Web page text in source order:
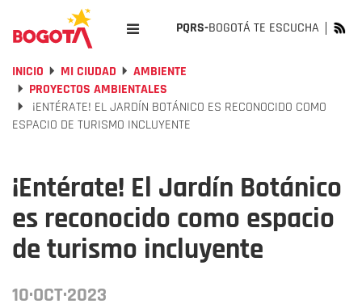
PQRS-BOGOTÁ TE ESCUCHA
INICIO MI CIUDAD
AMBIENTE
PROYECTOS AMBIENTALES
¡ENTÉRATE! EL JARDÍN BOTÁNICO ES RECONOCIDO COMO
ESPACIO DE TURISMO INCLUYENTE
¡Entérate! El Jardín Botánico
es reconocido como espacio
de turismo incluyente
10·OCT·2023